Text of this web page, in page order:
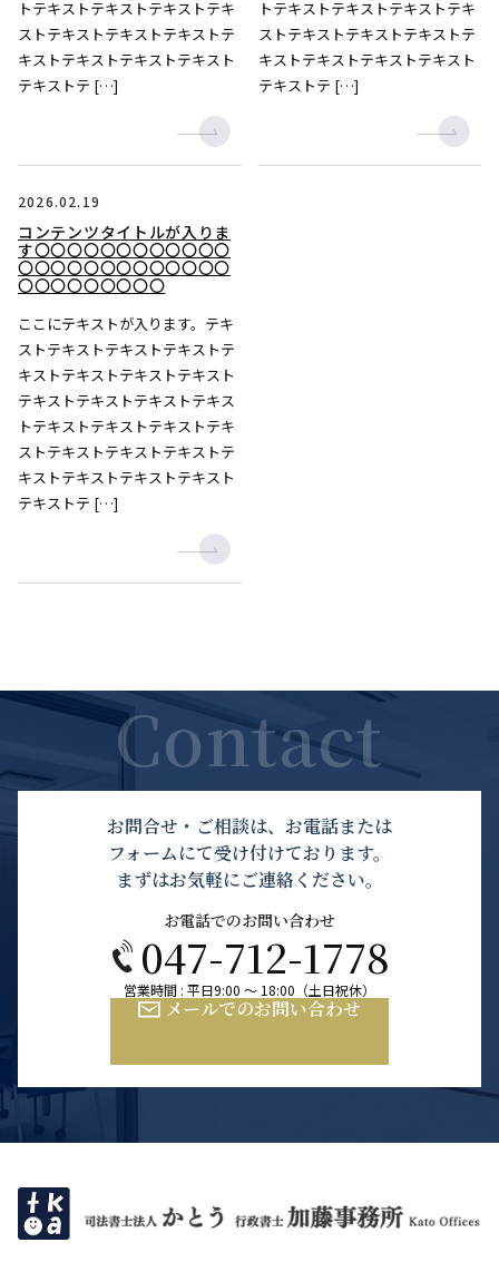
トテキストテキストテキストテキ
ストテキストテキストテキストテ
キストテキストテキストテキスト
テキストテ […]
トテキストテキストテキストテキ
ストテキストテキストテキストテ
キストテキストテキストテキスト
テキストテ […]
2026.02.19
コンテンツタイトルが入りま
す〇〇〇〇〇〇〇〇〇〇〇〇
〇〇〇〇〇〇〇〇〇〇〇〇〇
〇〇〇〇〇〇〇〇〇
ここにテキストが入ります。テキ
ストテキストテキストテキストテ
キストテキストテキストテキスト
テキストテキストテキストテキス
トテキストテキストテキストテキ
ストテキストテキストテキストテ
キストテキストテキストテキスト
テキストテ […]
お問合せ・ご相談は、お電話または
フォームにて受け付けております。
まずはお気軽にご連絡ください。
お電話でのお問い合わせ
047-712-1778
営業時間 : 平日9:00 ～ 18:00（土日祝休）
メールでのお問い合わせ